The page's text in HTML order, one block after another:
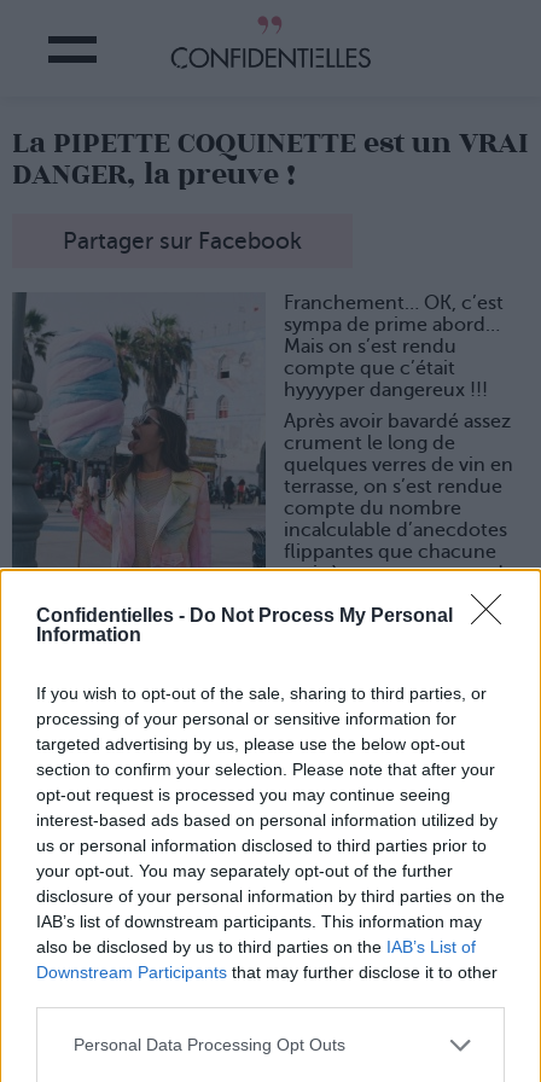
Confidentielles - Do Not Process My Personal
Information
If you wish to opt-out of the sale, sharing to third parties, or
processing of your personal or sensitive information for
targeted advertising by us, please use the below opt-out
section to confirm your selection. Please note that after your
opt-out request is processed you may continue seeing
interest-based ads based on personal information utilized by
us or personal information disclosed to third parties prior to
your opt-out. You may separately opt-out of the further
disclosure of your personal information by third parties on the
IAB’s list of downstream participants. This information may
also be disclosed by us to third parties on the IAB’s List of
Downstream Participants that may further disclose it to other
Personal Data Processing Opt Outs
La PIPETTE COQUINETTE est un VRAI
DANGER, la preuve !
Partager sur Facebook
Franchement… OK, c’est
sympa de prime abord…
Mais on s’est rendu
compte que c’était
hyyyyper dangereux !!!
Après avoir bavardé assez
crument le long de
quelques verres de vin en
terrasse, on s’est rendue
compte du nombre
incalculable d’anecdotes
flippantes que chacune
avait à raconter autour de
Franchement, on doute
1. L’étouffe chrétien
« Purée une fois j’ai voulu me la jouer « gorge profonde »
genre « tu vas voir ce que tu vas voir mon coco »… Eh
bah, je me la suis collée dans le fond du gosier, j’ai eu une
énorme quinte de toux et ai failli vomir ! Le truc a fait
comme une ventouse au fond de ma gorge.
Sérieusement j’ai vu ma vie défiler ! »
2. Le croc taquin
« J’y vais un peu costaud… Je me dis que ça va lui plaire…
Et il a l’air d’aimer ça ! Je fais moins gaffe et là : une
canine qui ripe… Il a sursauté comme un ouf et je me suis
pris un gros coup de genou dans le bide… J’ai cru que
« Petite fellation de dimanche soir, tranquillement posés